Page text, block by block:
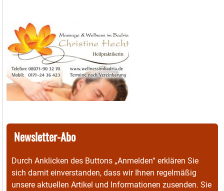
Newsletter-Abo
Durch Anklicken des Buttons „Anmelden“ erklären Sie
sich damit einverstanden, dass wir Ihnen regelmäßig
unsere aktuellen Artikel und Informationen zusenden. Sie